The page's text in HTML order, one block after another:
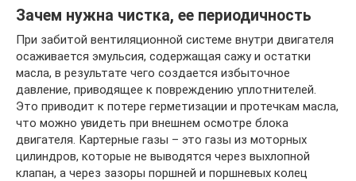
Зачем нужна чистка, ее периодичность
При забитой вентиляционной системе внутри двигателя
осаживается эмульсия, содержащая сажу и остатки
масла, в результате чего создается избыточное
давление, приводящее к повреждению уплотнителей.
Это приводит к потере герметизации и протечкам масла,
что можно увидеть при внешнем осмотре блока
двигателя. Картерные газы – это газы из моторных
цилиндров, которые не выводятся через выхлопной
клапан, а через зазоры поршней и поршневых колец